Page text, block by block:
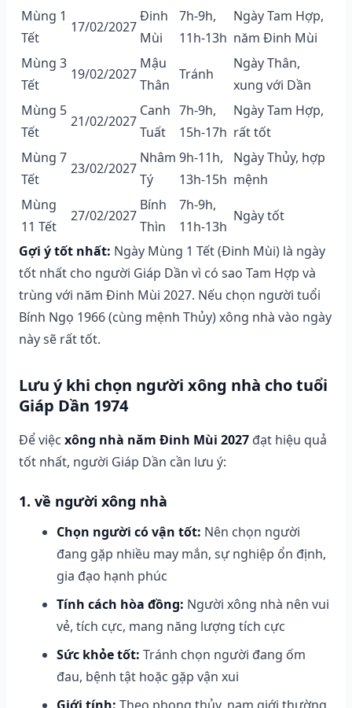
Mùng 1
Tết
17/02/2027
Đinh
Mùi
7h-9h,
11h-13h
Ngày Tam Hợp,
năm Đinh Mùi
Mùng 3
Tết
19/02/2027
Mậu
Thân
Tránh
Ngày Thân,
xung với Dần
Mùng 5
Tết
21/02/2027
Canh
Tuất
7h-9h,
15h-17h
Ngày Tam Hợp,
rất tốt
Mùng 7
Tết
23/02/2027
Nhâm
Tý
9h-11h,
13h-15h
Ngày Thủy, hợp
mệnh
Mùng
11 Tết
27/02/2027
Bính
Thìn
7h-9h,
11h-13h
Ngày tốt
Gợi ý tốt nhất: Ngày Mùng 1 Tết (Đinh Mùi) là ngày
tốt nhất cho người Giáp Dần vì có sao Tam Hợp và
trùng với năm Đinh Mùi 2027. Nếu chọn người tuổi
Bính Ngọ 1966 (cùng mệnh Thủy) xông nhà vào ngày
này sẽ rất tốt.
Lưu ý khi chọn người xông nhà cho tuổi
Giáp Dần 1974
Để việc xông nhà năm Đinh Mùi 2027 đạt hiệu quả
tốt nhất, người Giáp Dần cần lưu ý:
1. về người xông nhà
Chọn người có vận tốt: Nên chọn người
đang gặp nhiều may mắn, sự nghiệp ổn định,
gia đạo hạnh phúc
Tính cách hòa đồng: Người xông nhà nên vui
vẻ, tích cực, mang năng lượng tích cực
Sức khỏe tốt: Tránh chọn người đang ốm
đau, bệnh tật hoặc gặp vận xui